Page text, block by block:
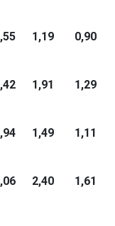
1,19 0,90
1,91 1,29
1,49 1,11
2,40 1,61